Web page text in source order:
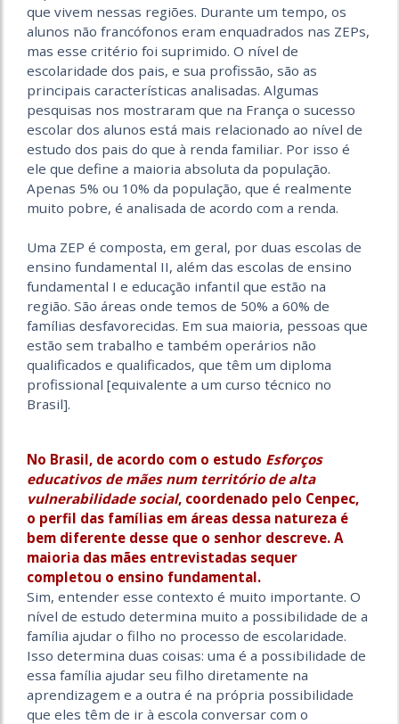
que vivem nessas regiões. Durante um tempo, os
alunos não francófonos eram enquadrados nas ZEPs,
mas esse critério foi suprimido. O nível de
escolaridade dos pais, e sua profissão, são as
principais características analisadas. Algumas
pesquisas nos mostraram que na França o sucesso
escolar dos alunos está mais relacionado ao nível de
estudo dos pais do que à renda familiar. Por isso é
ele que define a maioria absoluta da população.
Apenas 5% ou 10% da população, que é realmente
muito pobre, é analisada de acordo com a renda.
Uma ZEP é composta, em geral, por duas escolas de
ensino fundamental II, além das escolas de ensino
fundamental I e educação infantil que estão na
região. São áreas onde temos de 50% a 60% de
famílias desfavorecidas. Em sua maioria, pessoas que
estão sem trabalho e também operários não
qualificados e qualificados, que têm um diploma
profissional [equivalente a um curso técnico no
Brasil].
No Brasil, de acordo com o estudo Esforços
educativos de mães num território de alta
vulnerabilidade social, coordenado pelo Cenpec,
o perfil das famílias em áreas dessa natureza é
bem diferente desse que o senhor descreve. A
maioria das mães entrevistadas sequer
completou o ensino fundamental.
Sim, entender esse contexto é muito importante. O
nível de estudo determina muito a possibilidade de a
família ajudar o filho no processo de escolaridade.
Isso determina duas coisas: uma é a possibilidade de
essa família ajudar seu filho diretamente na
aprendizagem e a outra é na própria possibilidade
que eles têm de ir à escola conversar com o